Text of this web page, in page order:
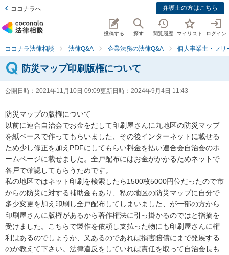
ココナラへ 弁護士の方はこちら
投稿する 探す 閲覧履歴 マイリスト ログイン
ココナラ法律相談 法律Q&A 企業法務の法律Q&A 個人事業主・フリ
防災マップ印刷版権について
公開日時： 2021年11月10日 09:09更新日時： 2024年9月4日 11:43
防災マップの版権について
以前に連合自治会でお金をだして印刷屋さんに九地区の防災マップ
を紙ベースで作ってもらいました、その後インターネットに載せる
ため少し修正を加えPDFにしてもらい料金を払い連合会自治会のホ
ームページに載せました。全戸配布にはお金がかかるためネットで
各戸で確認してもらうためです。
私の地区ではネット印刷を検索したら1500枚5000円位だったので市
からの防災に対する補助金もあり、私の地区の防災マップに自分で
多少変更を加え印刷し全戸配布してしまいました、が一部の方から
印刷屋さんに版権があるから著作権法に引っ掛かるのではと指摘を
受けました。こちらで製作を依頼し支払った物にも印刷屋さんに権
利はあるのでしょうか、又あるのであれば損害賠償にまで発展する
のか教えて下さい。法律違反をしていれば責任を取って自治会長も